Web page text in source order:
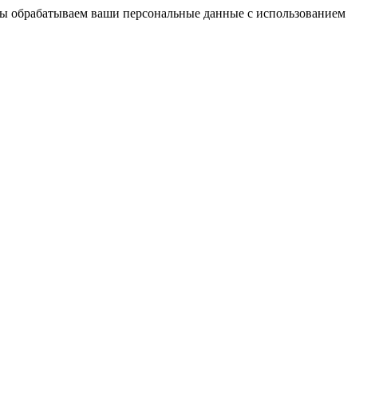
обрабатываем ваши персональные данные с использованием